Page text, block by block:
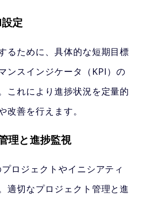
定
るために、具体的な短期目標
ンスインジケータ（KPI）の
これにより進捗状況を定量的
改善を行えます。
理と進捗監視
ロジェクトやイニシアティ
適切なプロジェクト管理と進